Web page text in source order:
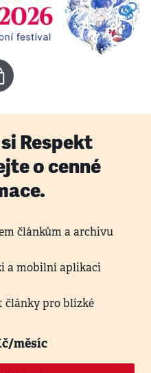
Respekt
o cenné
článkům a archivu
a mobilní aplikaci
články pro blízké
měsíc